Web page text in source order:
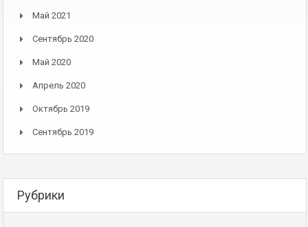
Май 2021
Сентябрь 2020
Май 2020
Апрель 2020
Октябрь 2019
Сентябрь 2019
Рубрики